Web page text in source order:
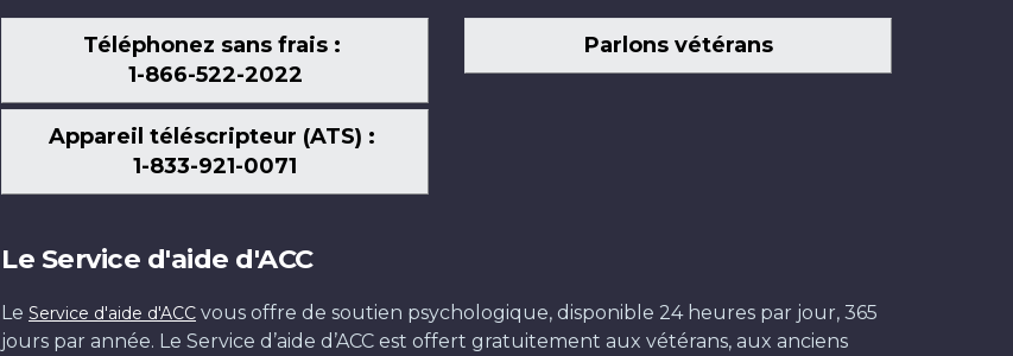
Téléphonez sans frais :
1-866-522-2022
Appareil téléscripteur (ATS) :
1-833-921-0071
Parlons vétérans
Le Service d'aide d'ACC
Le Service d'aide d'ACC vous offre de soutien psychologique, disponible 24 heures par jour, 365
jours par année. Le Service d’aide d’ACC est offert gratuitement aux vétérans, aux anciens